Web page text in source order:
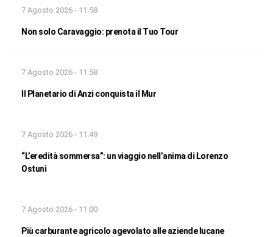
7 Agosto 2026 - 11:58
Non solo Caravaggio: prenota il Tuo Tour
7 Agosto 2026 - 11:58
Il Planetario di Anzi conquista il Mur
7 Agosto 2026 - 11:49
“L’eredità sommersa”: un viaggio nell’anima di Lorenzo
Ostuni
7 Agosto 2026 - 11:00
Più carburante agricolo agevolato alle aziende lucane